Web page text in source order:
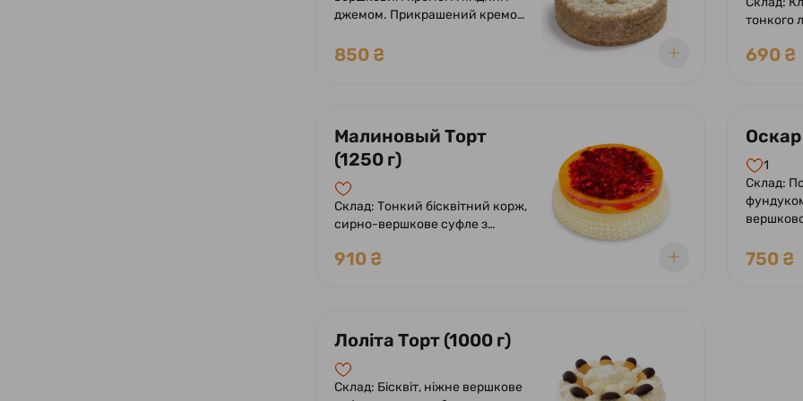
джемом. Прикрашений кремом
850 ₴
тонкого
690 ₴
Малиновый Торт
(1250 г)
Склад: Тонкий бісквітний корж,
сирно-вершкове суфле з
910 ₴
Оскар
1
Склад:
та
750 ₴
Лоліта Торт (1000 г)
Склад: Бісквіт, ніжне вершкове